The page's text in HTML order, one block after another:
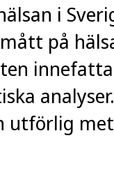
i
på
utförlig